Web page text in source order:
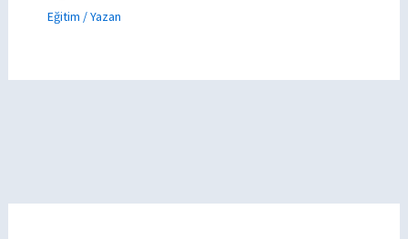
Eğitim / Yazan